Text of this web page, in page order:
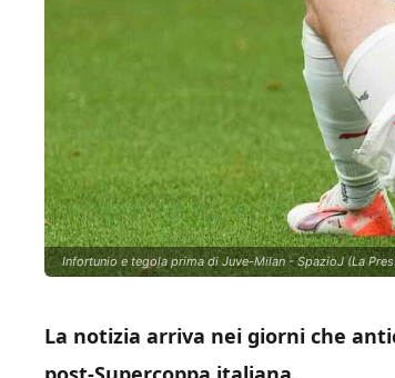
Infortunio e tegola prima di Juve-Milan - SpazioJ (La
La notizia arriva nei giorni che